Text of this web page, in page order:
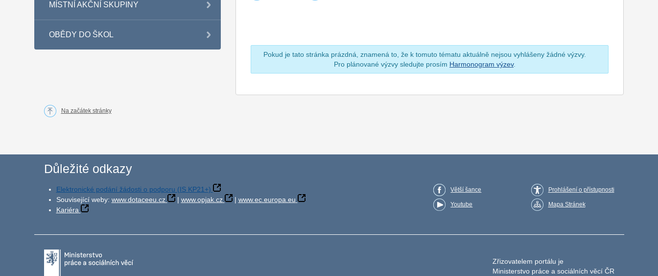
MÍSTNÍ AKČNÍ SKUPINY
OBĚDY DO ŠKOL
Pokud je tato stránka prázdná, znamená to, že k tomuto tématu aktuálně nejsou vyhlášeny žádné výzvy.
Pro plánované výzvy sledujte prosím Harmonogram výzev.
Na začátek stránky
Důležité odkazy
Elektronické podání žádosti o podporu (IS KP21+)
Související weby: www.dotaceeu.cz | www.opjak.cz | www.ec.europa.eu
Kariéra
Větší šance
Youtube
Prohlášení o přístupnosti
Mapa Stránek
Zřizovatelem portálu je
Ministerstvo práce a sociálních věcí ČR